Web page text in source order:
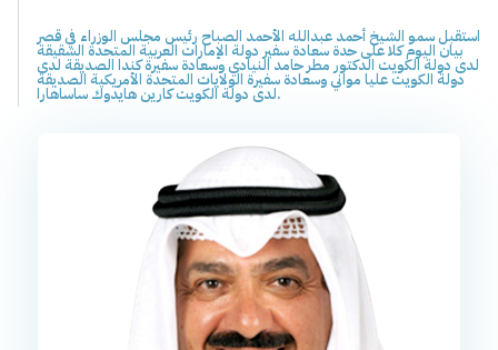
استقبل سمو الشيخ أحمد عبدالله الأحمد الصباح رئيس مجلس الوزراء في قصر
بيان اليوم كلا على حدة سعادة سفير دولة الإمارات العربية المتحدة الشقيقة
لدى دولة الكويت الدكتور مطر حامد النيادي وسعادة سفيرة كندا الصديقة لدى
دولة الكويت عليا مواني وسعادة سفيرة الولايات المتحدة الأمريكية الصديقة
لدى دولة الكويت كارين هايدوك ساساهارا.